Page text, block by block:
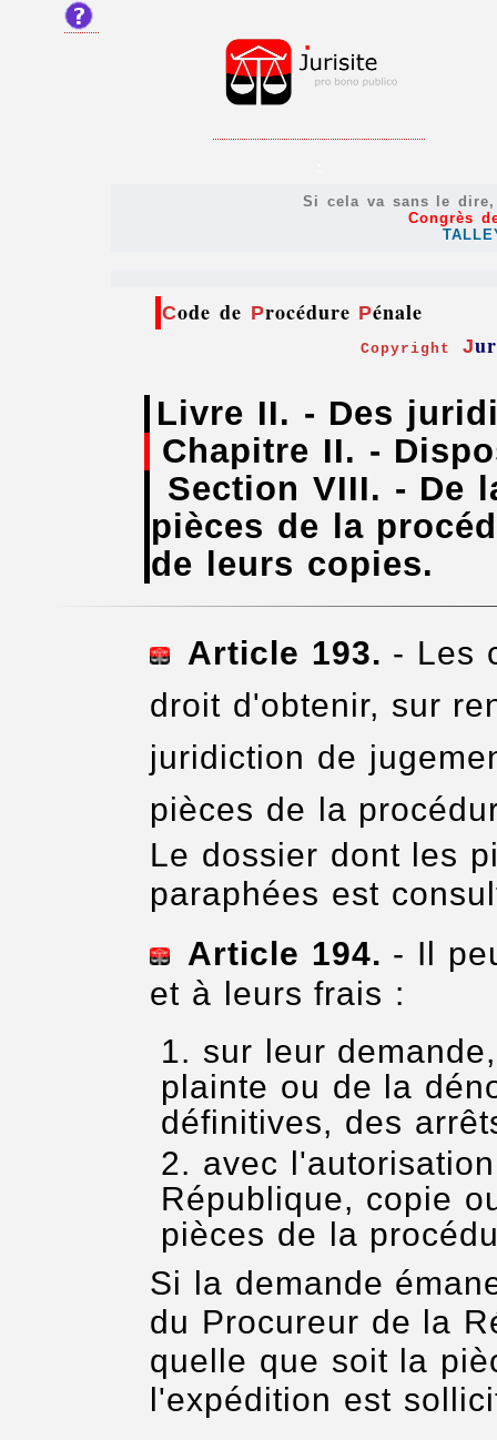
Si cela va sans le
Congrès
Code de Procédure Pénale
Copyright J
Livre II. - Des
Chapitre II. -
Section VIII. - De
pièces de la
de leurs copies.
Article 193. - Les
droit d'obtenir, sur
juridiction de
pièces de la
Le dossier dont les
paraphées est
Article 194. - Il
et à leurs frais :
sur leur
plainte ou de la
définitives, des
avec
République, copie
pièces de la
Si la demande
du Procureur de la
quelle que soit la
l'expédition est